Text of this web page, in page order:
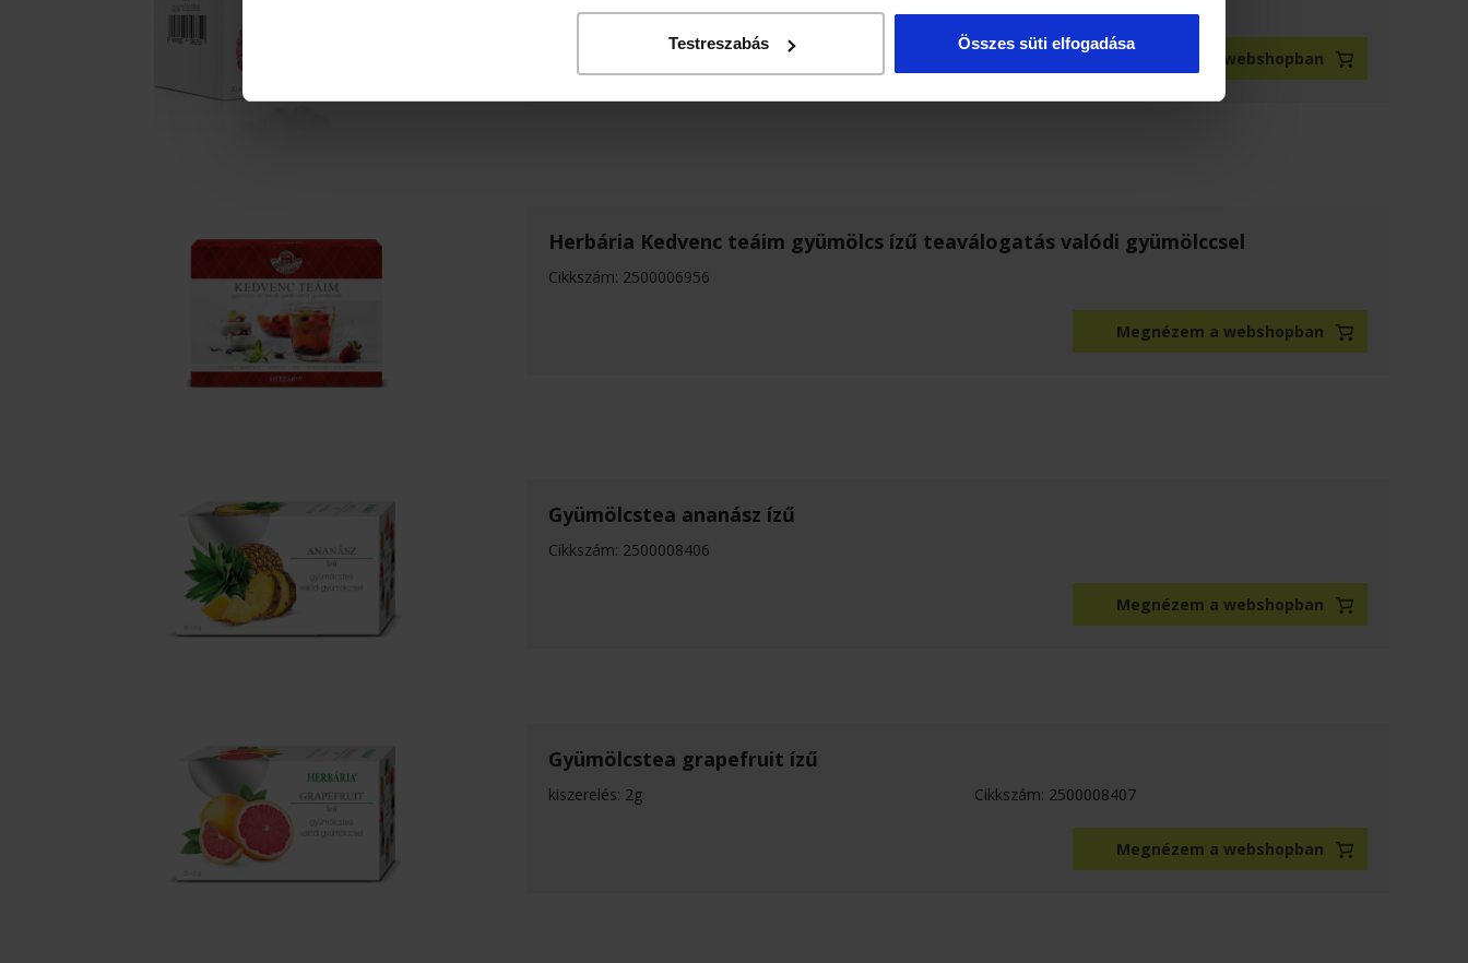
Testreszabás Összes süti elfogadása
Megnézem a webshopban
Herbária Kedvenc teáim gyümölcs ízű teaválogatás valódi gyümölccsel
Cikkszám: 2500006956
Megnézem a webshopban
Gyümölcstea ananász ízű
Cikkszám: 2500008406
Megnézem a webshopban
Gyümölcstea grapefruit ízű
kiszerelés: 2g Cikkszám: 2500008407
Megnézem a webshopban